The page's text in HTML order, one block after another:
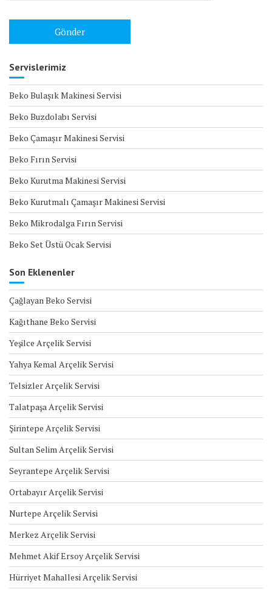
Servislerimiz
Beko Bulaşık Makinesi Servisi
Beko Buzdolabı Servisi
Beko Çamaşır Makinesi Servisi
Beko Fırın Servisi
Beko Kurutma Makinesi Servisi
Beko Kurutmalı Çamaşır Makinesi Servisi
Beko Mikrodalga Fırın Servisi
Beko Set Üstü Ocak Servisi
Son Eklenenler
Çağlayan Beko Servisi
Kağıthane Beko Servisi
Yeşilce Arçelik Servisi
Yahya Kemal Arçelik Servisi
Telsizler Arçelik Servisi
Talatpaşa Arçelik Servisi
Şirintepe Arçelik Servisi
Sultan Selim Arçelik Servisi
Seyrantepe Arçelik Servisi
Ortabayır Arçelik Servisi
Nurtepe Arçelik Servisi
Merkez Arçelik Servisi
Mehmet Akif Ersoy Arçelik Servisi
Hürriyet Mahallesi Arçelik Servisi